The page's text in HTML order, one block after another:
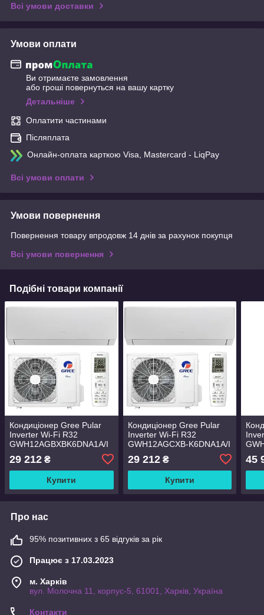
Всі умови доставки
Умови оплати
Ви отримаєте замовлення
або гроші повернуться на вашу картку
Детальніше
Оплатити частинами
Післяплата
Онлайн-оплата карткою Visa, Mastercard - LiqPay
Всі умови оплати
Умови повернення
Повернення товару впродовж 14 днів за рахунок покупця
Всі умови повернення
Подібні товари компанії
Кондиціонер Gree Pular
Inverter Wi-Fi R32
GWH12AGBXBK6DNA1A/I
29 212 ₴
Купити
Кондиціонер Gree Pular
Inverter Wi-Fi R32
GWH12AGCXB-K6DNA1A/I
29 212₴
Купити
45
Про нас
95% позитивних з 65 відгуків за рік
Працює з 17.03.2023
м. Харків
вул. Молочна 11, корпус-5, 61001, Харків, Україна
Контакти